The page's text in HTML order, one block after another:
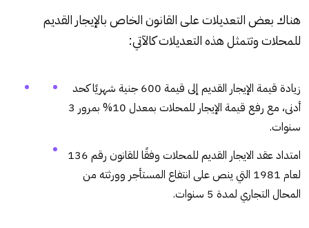
هناك بعض التعديلات على القانون الخاص بالإيجار القديم
للمحلات وتتمثل هذه التعديلات كالآتي:
زيادة قيمة الإيجار القديم إلى قيمة 600 جنية شهريًا كحد
أدنى، مع رفع قيمة الإيجار للمحلات بمعدل 10% بمرور 3
سنوات.
امتداد عقد الايجار القديم للمحلات وفقًا للقانون رقم 136
لعام 1981 التي ينص على انتفاع المستأجر وورثته من
المحال التجاري لمدة 5 سنوات.